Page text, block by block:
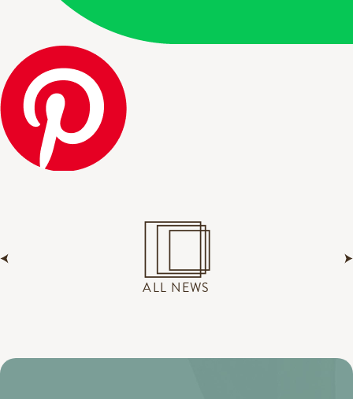
ALL NEWS